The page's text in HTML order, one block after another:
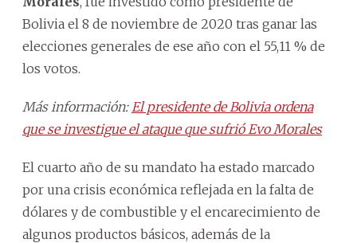
Bolivia el 8 de noviembre de 2020 tras ganar las
elecciones generales de ese año con el 55,11 % de
los votos.
Más información: El presidente de Bolivia ordena
que se investigue el ataque que sufrió Evo Morales
El cuarto año de su mandato ha estado marcado
por una crisis económica reflejada en la falta de
dólares y de combustible y el encarecimiento de
algunos productos básicos, además de la